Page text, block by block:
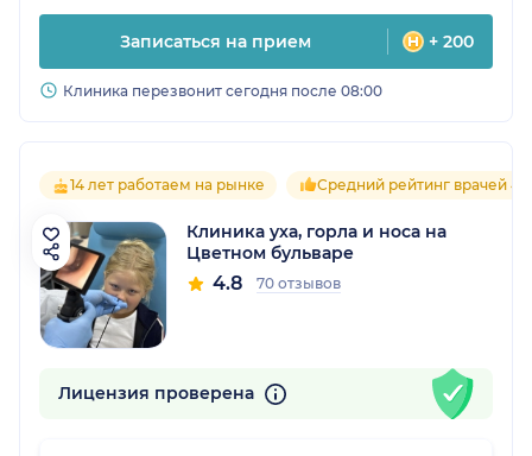
Записаться на прием + 200
Клиника перезвонит сегодня после 08:00
14 лет работаем на рынке Средний рейтинг врачей 4.8
Клиника уха, горла и носа на
Цветном бульваре
4.8 70 отзывов
Лицензия проверена